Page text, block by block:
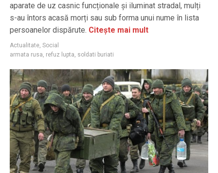
aparate de uz casnic funcționale și iluminat stradal, mulți
s-au întors acasă morți sau sub forma unui nume în lista
persoanelor dispărute. Citește mai mult
Actualitate Social
armata rusa refuz lupta soldati buriati